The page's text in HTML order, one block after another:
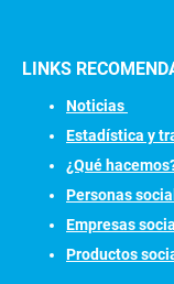
LINKS
Noticias
Estadística y
¿Qué
Personas
Empresas
Productos